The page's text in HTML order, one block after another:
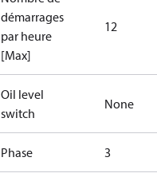
démarrages
par heure
[Max]
12
Oil level
switch
None
Phase 3